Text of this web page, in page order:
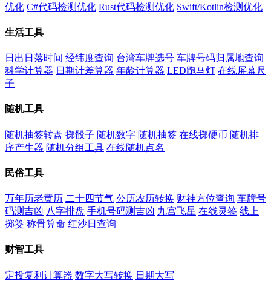
优化 C#代码检测优化 Rust代码检测优化 Swift/Kotlin检测优化
生活工具
日出日落时间 经纬度查询 台湾车牌选号 车牌号码归属地查询
科学计算器 日期计差算器 年龄计算器 LED跑马灯 在线屏幕尺
子
随机工具
随机抽签转盘 掷骰子 随机数字 随机抽签 在线掷硬币 随机排
序产生器 随机分组工具 在线随机点名
民俗工具
万年历老黄历 二十四节气 公历农历转换 财神方位查询 车牌号
码测吉凶 八字排盘 手机号码测吉凶 九宫飞星 在线灵签 线上
掷筊 称骨算命 红沙日查询
财智工具
定投复利计算器 数字大写转换 日期大写